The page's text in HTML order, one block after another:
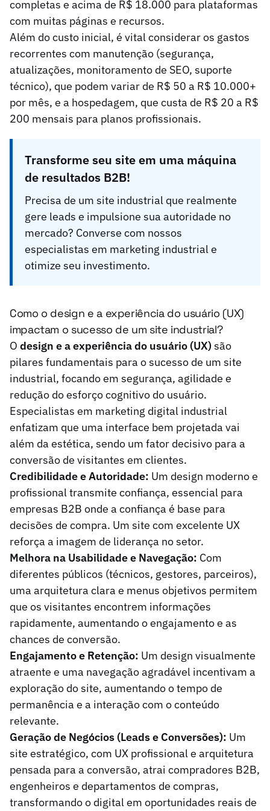
completas e acima de R$ 18.000 para plataformas
com muitas páginas e recursos.
Além do custo inicial, é vital considerar os gastos
recorrentes com manutenção (segurança,
atualizações, monitoramento de SEO, suporte
técnico), que podem variar de R$ 50 a R$ 10.000+
por mês, e a hospedagem, que custa de R$ 20 a R$
200 mensais para planos profissionais.
Transforme seu site em uma máquina
de resultados B2B!
Precisa de um site industrial que realmente
gere leads e impulsione sua autoridade no
mercado? Converse com nossos
especialistas em marketing industrial e
otimize seu investimento.
Como o design e a experiência do usuário (UX)
impactam o sucesso de um site industrial?
O design e a experiência do usuário (UX)são
pilares fundamentais para o sucesso de um site
industrial, focando em segurança, agilidade e
redução do esforço cognitivo do usuário.
Especialistas em marketing digital industrial
enfatizam que uma interface bem projetada vai
além da estética, sendo um fator decisivo para a
conversão de visitantes em clientes.
Credibilidade e Autoridade: Um design moderno e
profissional transmite confiança, essencial para
empresas B2B onde a confiança é base para
decisões de compra. Um site com excelente UX
reforça a imagem de liderança no setor.
Melhora na Usabilidade e Navegação: Com
diferentes públicos (técnicos, gestores, parceiros),
uma arquitetura clara e menus objetivos permitem
que os visitantes encontrem informações
rapidamente, aumentando o engajamento e as
chances de conversão.
Engajamento e Retenção: Um design visualmente
atraente e uma navegação agradável incentivam a
exploração do site, aumentando o tempo de
permanência e a interação com o conteúdo
relevante.
Geração de Negócios (Leads e Conversões): Um
site estratégico, com UX profissional e arquitetura
pensada para a conversão, atrai compradores B2B,
engenheiros e departamentos de compras,
transformando o digital em oportunidades reais de